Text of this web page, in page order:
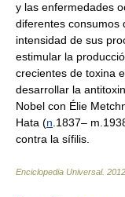
y las enfermedades
diferentes consumos
intensidad de sus
estimular la
crecientes de toxina
desarrollar la
Nobel con Élie
Hata (n .1837–
contra la sífilis.
Enciclopedia Universal. 2012